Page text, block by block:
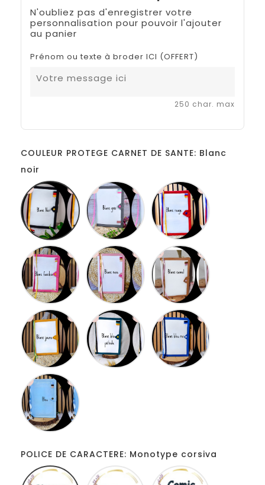
N'oubliez pas d'enregistrer votre
personnalisation pour pouvoir l'ajouter
au panier
Prénom ou texte à broder ICI (OFFERT)
250 char. max
COULEUR PROTEGE CARNET DE SANTE: Blanc
noir
Blanc
noir
Blanc
gris
Blanc
fucshia
Blanc
rose
Blanc
jaune
Blanc
bleu
pétrole
roi
POLICE DE CARACTERE: Monotype corsiva
Monotype
corsiva
Disney